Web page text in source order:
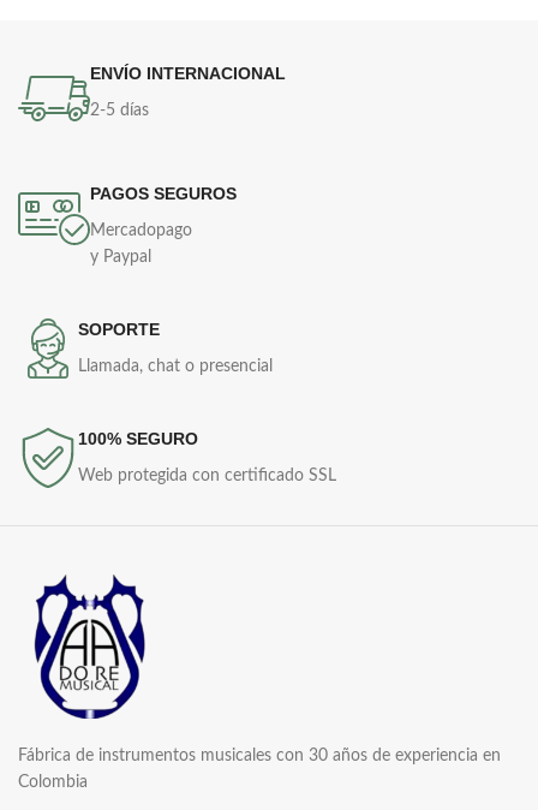
ENVÍO INTERNACIONAL
2-5 días
PAGOS SEGUROS
Mercadopago
y Paypal
SOPORTE
Llamada, chat o presencial
100% SEGURO
Web protegida con certificado SSL
Fábrica de instrumentos musicales con 30 años de experiencia en
Colombia